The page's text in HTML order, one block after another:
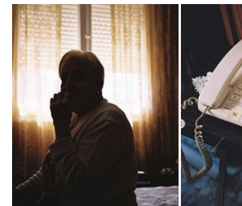
i
a
l
e